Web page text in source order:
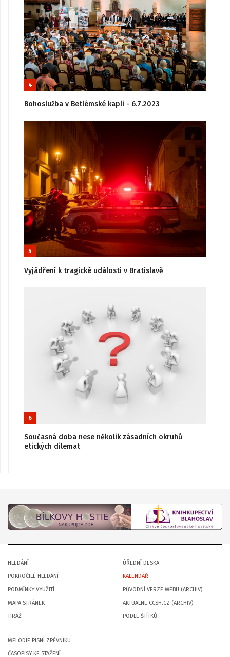
4
Bohoslužba v Betlémské kapli - 6.7.2023
5
Vyjádření k tragické události v Bratislavě
6
Současná doba nese několik zásadních okruhů
etických dilemat
HLEDÁNÍ
POKROČILÉ HLEDÁNÍ
PODMÍNKY VYUŽITÍ
MAPA STRÁNEK
TIRÁŽ
ÚŘEDNÍ DESKA
KALENDÁŘ
PŮVODNÍ VERZE WEBU (ARCHIV)
AKTUALNE.CCSH.CZ (ARCHIV)
PODLE ŠTÍTKŮ
MELODIE PÍSNÍ ZPĚVNÍKU
ČASOPISY KE STAŽENÍ